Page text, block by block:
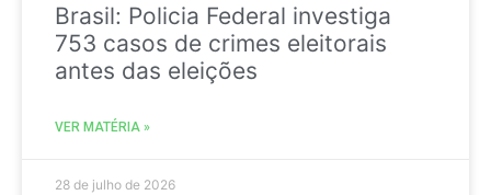
Brasil: Policia Federal investiga
753 casos de crimes eleitorais
antes das eleições
VER MATÉRIA »
28 de julho de 2026